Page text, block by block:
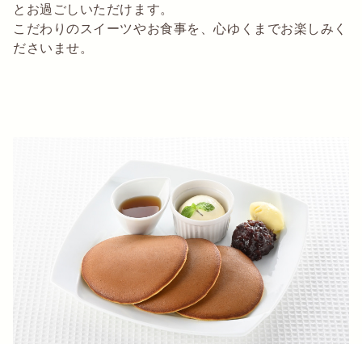
とお過ごしいただけます。
こだわりのスイーツやお食事を、心ゆくまでお楽しみく
ださいませ。